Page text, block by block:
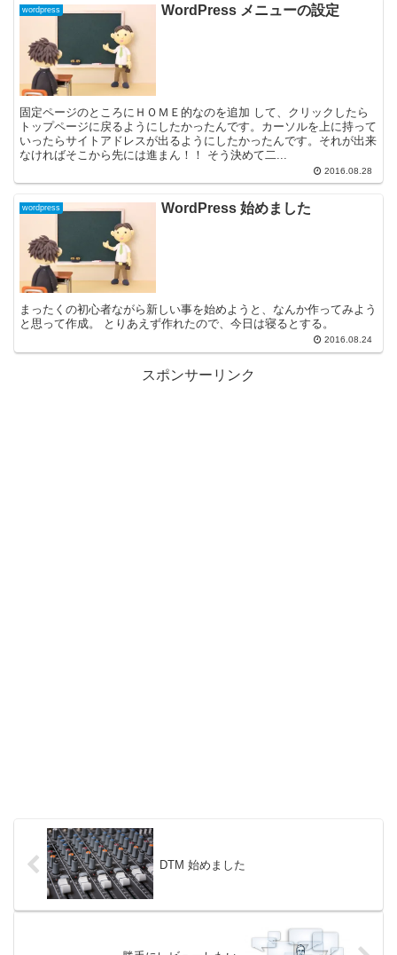
wordpress WordPress メニューの設定
固定ページのところにＨＯＭＥ的なのを追加 して、クリックしたら
トップページに戻るようにしたかったんです。カーソルを上に持って
いったらサイトアドレスが出るようにしたかったんです。それが出来
なければそこから先には進まん！！ そう決めて二...
2016.08.28
wordpress WordPress 始めました
まったくの初心者ながら新しい事を始めようと、なんか作ってみよう
と思って作成。 とりあえず作れたので、今日は寝るとする。
2016.08.24
スポンサーリンク
DTM 始めました